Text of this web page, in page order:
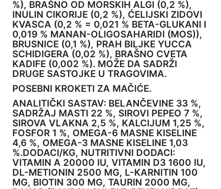
%), BRAŠNO OD MORSKIH ALGI (0,2 %),
INULIN CIKORIJE (0,2 %), ĆELIJSKI ZIDOVI
KVASCA (0,2 % = 0,021 % BETA-GLUKANI I
0,019 % MANAN-OLIGOSAHARIDI (MOS)),
BRUSNICE (0,1 %), PRAH BILJKE YUCCA
SCHIDIGERA (0,02 %), BRAŠNO CVETA
KADIFE (0,002 %). MOŽE DA SADRŽI
DRUGE SASTOJKE U TRAGOVIMA.
POSEBNI KROKETI ZA MAČIĆE.
ANALITIČKI SASTAV: BELANČEVINE 33 %,
SADRŽAJ MASTI 22 %, SIROVI PEPEO 7 %,
SIROVA VLAKNA 2,5 %, KALCIJUM 1,25 %,
FOSFOR 1 %, OMEGA-6 MASNE KISELINE
4,6 %, OMEGA-3 MASNE KISELINE 1,03
%.DODACI/KG, NUTRITIVNI DODACI:
VITAMIN A 20000 IU, VITAMIN D3 1600 IU,
DL-METIONIN 2500 MG, L-KARNITIN 100
MG, BIOTIN 300 ΜG, TAURIN 2000 MG,